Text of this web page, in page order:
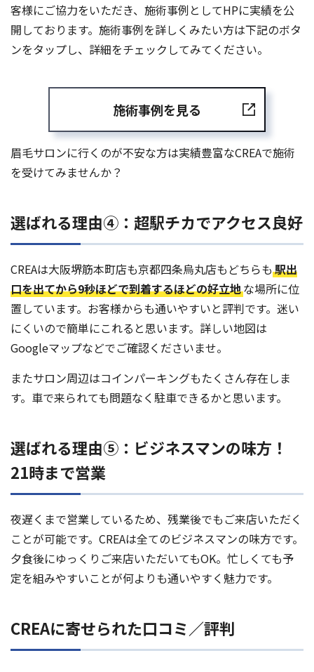
客様にご協力をいただき、施術事例としてHPに実績を公
開しております。施術事例を詳しくみたい方は下記のボタ
ンをタップし、詳細をチェックしてみてください。
施術事例を見る
眉毛サロンに行くのが不安な方は実績豊富なCREAで施術
を受けてみませんか？
選ばれる理由④：超駅チカでアクセス良好
CREAは大阪堺筋本町店も京都四条烏丸店もどちらも 駅出
口を出てから9秒ほどで到着するほどの好立地な場所に位
置しています。お客様からも通いやすいと評判です。迷い
にくいので簡単にこれると思います。詳しい地図は
Googleマップなどでご確認くださいませ。
またサロン周辺はコインパーキングもたくさん存在しま
す。車で来られても問題なく駐車できるかと思います。
選ばれる理由⑤：ビジネスマンの味方！
21時まで営業
夜遅くまで営業しているため、残業後でもご来店いただく
ことが可能です。CREAは全てのビジネスマンの味方です。
夕食後にゆっくりご来店いただいてもOK。忙しくても予
定を組みやすいことが何よりも通いやすく魅力です。
CREAに寄せられた口コミ／評判